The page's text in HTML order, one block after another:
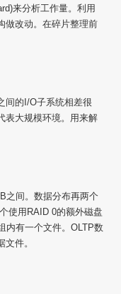
来分析工作量。利用
做改动。在碎片整理前
间的I/O子系统相差很
表大规模环境。用来解
之间。数据分布再两个
使用RAID 0的额外磁盘
内有一个文件。OLTP数
件。